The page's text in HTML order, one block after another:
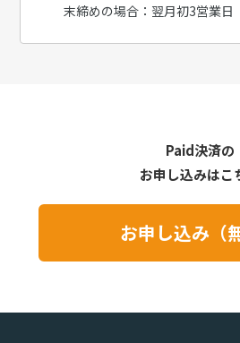
末締めの場合：翌月初3営業日
Paid決済の
お申し込みはこ
お申し込み（